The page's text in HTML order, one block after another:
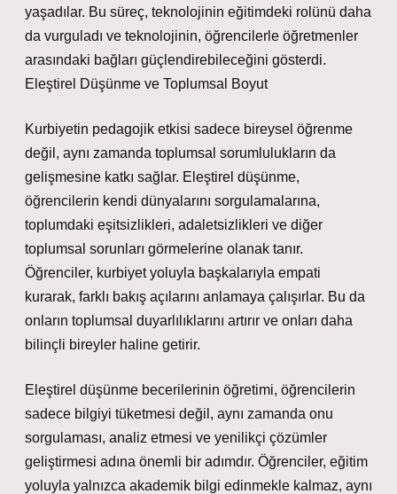
yaşadılar. Bu süreç, teknolojinin eğitimdeki rolünü daha
da vurguladı ve teknolojinin, öğrencilerle öğretmenler
arasındaki bağları güçlendirebileceğini gösterdi.
Eleştirel Düşünme ve Toplumsal Boyut
Kurbiyetin pedagojik etkisi sadece bireysel öğrenme
değil, aynı zamanda toplumsal sorumlulukların da
gelişmesine katkı sağlar. Eleştirel düşünme,
öğrencilerin kendi dünyalarını sorgulamalarına,
toplumdaki eşitsizlikleri, adaletsizlikleri ve diğer
toplumsal sorunları görmelerine olanak tanır.
Öğrenciler, kurbiyet yoluyla başkalarıyla empati
kurarak, farklı bakış açılarını anlamaya çalışırlar. Bu da
onların toplumsal duyarlılıklarını artırır ve onları daha
bilinçli bireyler haline getirir.
Eleştirel düşünme becerilerinin öğretimi, öğrencilerin
sadece bilgiyi tüketmesi değil, aynı zamanda onu
sorgulaması, analiz etmesi ve yenilikçi çözümler
geliştirmesi adına önemli bir adımdır. Öğrenciler, eğitim
yoluyla yalnızca akademik bilgi edinmekle kalmaz, aynı